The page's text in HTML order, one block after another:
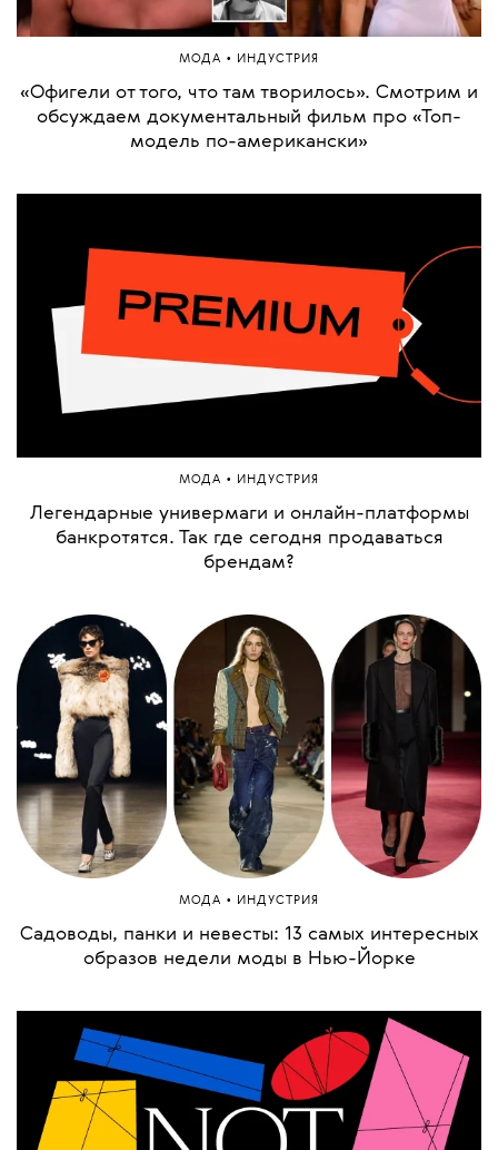
МОДА • ИНДУСТРИЯ
«Офигели от того, что там творилось». Смотрим и
обсуждаем документальный фильм про «Топ-
модель по-американски»
МОДА • ИНДУСТРИЯ
Легендарные универмаги и онлайн-платформы
банкротятся. Так где сегодня продаваться
брендам?
МОДА • ИНДУСТРИЯ
Садоводы, панки и невесты: 13 самых интересных
образов недели моды в Нью-Йорке